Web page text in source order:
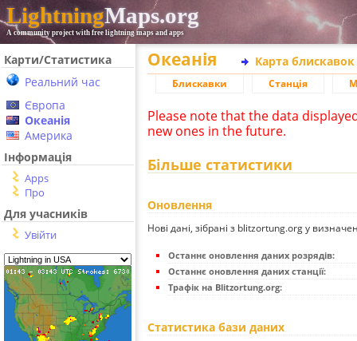
LightningMaps.org
A community project with free lightning maps and apps
Карти/Статистика
Реальний час
Європа
Океанія
Америка
Інформація
Apps
Про
Для учасників
Увійти
Океанія Карта
Блискавки Станція
Please note that the data
new ones in the future.
Більше статистики
Оновлення
Нові дані, зібрані з blitzortung.org у
Останнє оновлення даних розрядів:
Останнє оновлення даних станції:
Трафік на Blitzortung.org:
Статистика бази даних